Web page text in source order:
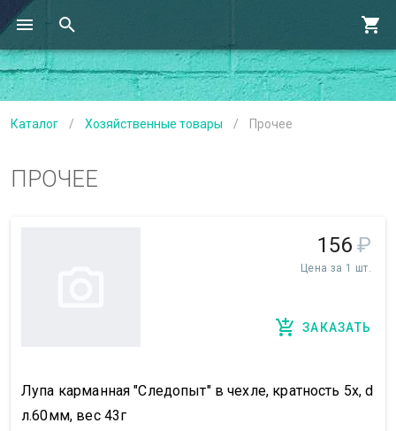
Каталог / Хозяйственные товары / Прочее
ПРОЧЕЕ
156 ₽
Цена за 1 шт.
ЗАКАЗАТЬ
Лупа карманная "Следопыт" в чехле, кратность 5х, d
л.60мм, вес 43г